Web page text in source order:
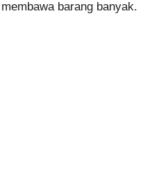
barang banyak.